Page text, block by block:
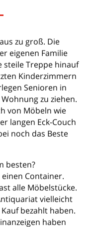
zu groß. Die
eigenen Familie
steile Treppe hinauf
Kinderzimmern
Senioren in
zu ziehen.
von Möbeln wie
langen Eck-Couch
noch das Beste
besten?
Container.
alle Möbelstücke.
vielleicht
bezahlt haben.
haben